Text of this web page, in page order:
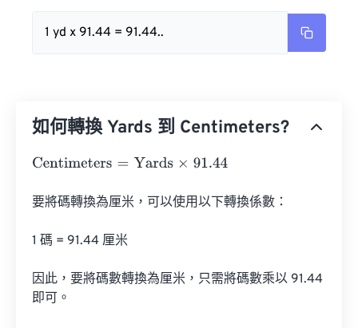
1 yd x 91.44 = 91.44..
如何轉換 Yards 到 Centimeters?
Centimeters= Yards×91.44
要將碼轉換為厘米，可以使用以下轉換係數：
1 碼 = 91.44 厘米
因此，要將碼數轉換為厘米，只需將碼數乘以 91.44
即可。